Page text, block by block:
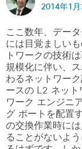
2014年1
ここ数年、デー
には目覚ましい
トワークの技術
規模化に伴い、
わるネットワー
ースの L2 ネット
ワーク エンジニ
グ ポートを配置
の交換作業時に
ることがないよ